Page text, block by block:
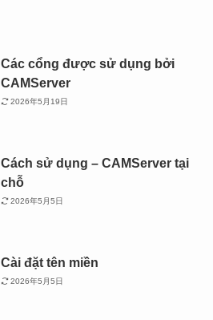
Các cổng được sử dụng bởi
CAMServer
2026年5月19日
Cách sử dụng – CAMServer tại
chỗ
2026年5月5日
Cài đặt tên miền
2026年5月5日